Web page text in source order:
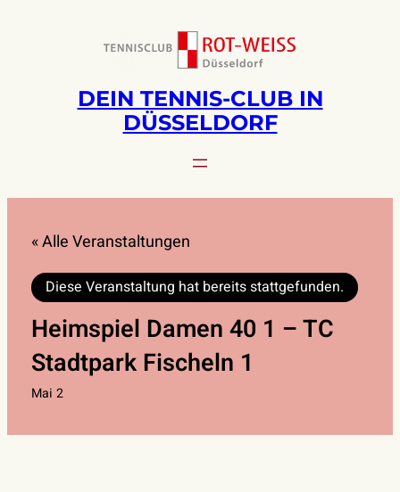
DEIN TENNIS-CLUB IN
DÜSSELDORF
« Alle Veranstaltungen
Diese Veranstaltung hat bereits stattgefunden.
Heimspiel Damen 40 1 – TC
Stadtpark Fischeln 1
Mai 2